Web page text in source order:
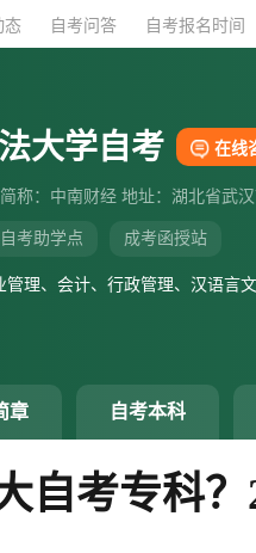
态 自考问答 自考报名时间
大学自考 在线
称：中南财经 地址：湖北省武
自考助学点 成考函授站
管理、会计、行政管理、汉语言
章 自考本科
自考专科
态 自考问答 自考报名时间